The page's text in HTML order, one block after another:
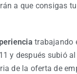
a que consigas
trabajando
y después subió
de la oferta de